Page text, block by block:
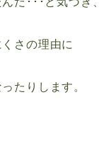
さの理由に
たりします。